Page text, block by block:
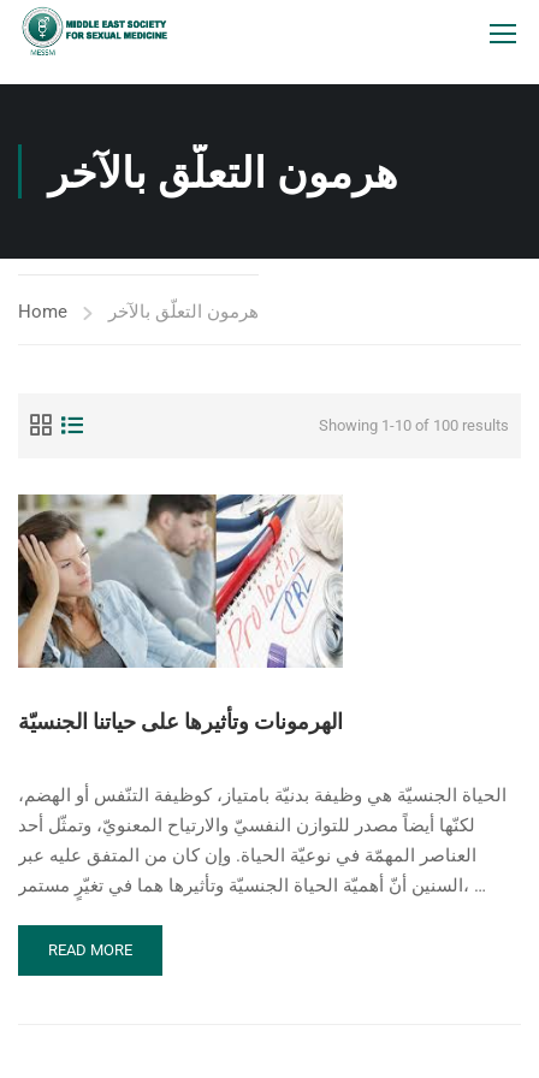
هرمون التعلّق بالآخر
Home هرمون التعلّق بالآخر
Showing 1-10 of 100 results
الهرمونات وتأثيرها على حياتنا الجنسيّة
الحياة الجنسيّة هي وظيفة بدنيّة بامتياز، كوظيفة التنّفس أو الهضم،
لكنّها أيضاً مصدر للتوازن النفسيّ والارتياح المعنويّ، وتمثّل أحد
العناصر المهمّة في نوعيّة الحياة. وإن كان من المتفق عليه عبر
السنين أنّ أهميّة الحياة الجنسيّة وتأثيرها هما في تغيّرٍ مستمر، …
READ
MORE
READ MORE